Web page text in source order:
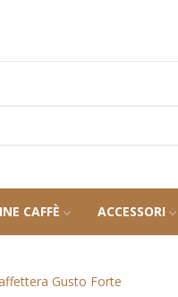
CAFFÈ ACCESSORI
Gusto Forte